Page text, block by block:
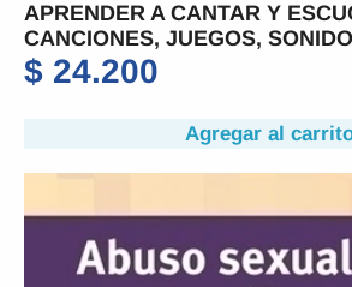
APRENDER A CANTAR Y
CANCIONES, JUEGOS,
$ 24.200
Agregar al